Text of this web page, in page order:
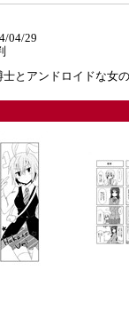
04/29
とアンドロイドな女